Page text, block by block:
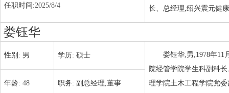
长、总经理,绍兴震元健
任职时间:2025/8/4
娄钰华
性别: 男 学历: 硕士
娄钰华,男,1978年11
院经管学院学生科副科
理学院土木工程学院党
年龄: 48 职务: 副总经理,董事